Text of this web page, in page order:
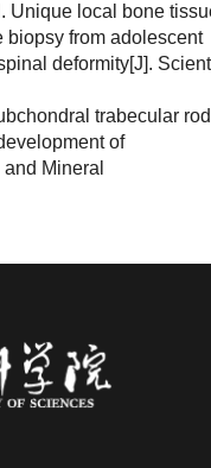
Unique local bone
biopsy from adolescent
deformity[J].
trabecular rod
of
Mineral